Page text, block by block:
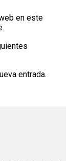
en este
entrada.